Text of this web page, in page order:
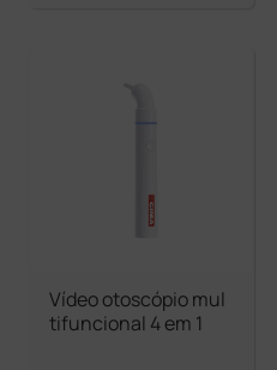
Vídeo otoscópio mul
tifuncional 4 em 1